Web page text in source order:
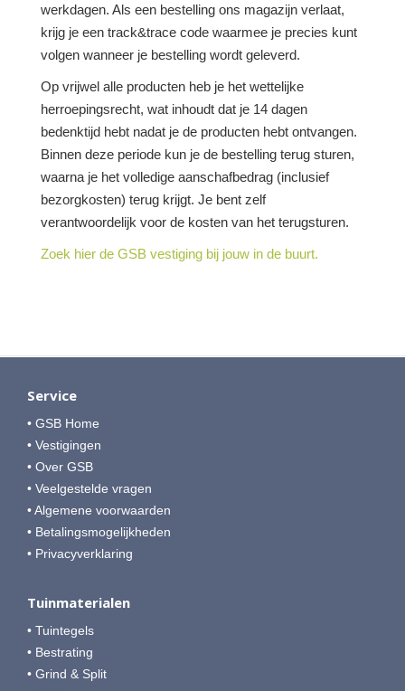
werkdagen. Als een bestelling ons magazijn verlaat,
krijg je een track&trace code waarmee je precies kunt
volgen wanneer je bestelling wordt geleverd.
Op vrijwel alle producten heb je het wettelijke
herroepingsrecht, wat inhoudt dat je 14 dagen
bedenktijd hebt nadat je de producten hebt ontvangen.
Binnen deze periode kun je de bestelling terug sturen,
waarna je het volledige aanschafbedrag (inclusief
bezorgkosten) terug krijgt. Je bent zelf
verantwoordelijk voor de kosten van het terugsturen.
Zoek hier de GSB vestiging bij jouw in de buurt.
Service
• GSB Home
• Vestigingen
• Over GSB
• Veelgestelde vragen
• Algemene voorwaarden
• Betalingsmogelijkheden
• Privacyverklaring
Tuinmaterialen
• Tuintegels
• Bestrating
• Grind & Split